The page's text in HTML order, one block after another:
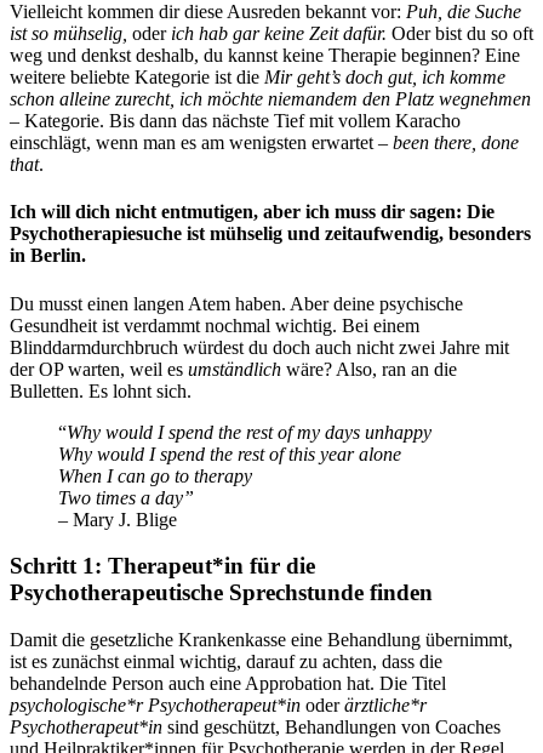
Vielleicht kommen dir diese Ausreden bekannt vor: Puh, die Suche
ist so mühselig, oder ich hab gar keine Zeit dafür. Oder bist du so oft
weg und denkst deshalb, du kannst keine Therapie beginnen? Eine
weitere beliebte Kategorie ist die Mir geht’s doch gut, ich komme
schon alleine zurecht, ich möchte niemandem den Platz wegnehmen
– Kategorie. Bis dann das nächste Tief mit vollem Karacho
einschlägt, wenn man es am wenigsten erwartet – been there, done
that.
Ich will dich nicht entmutigen, aber ich muss dir sagen: Die
Psychotherapiesuche ist mühselig und zeitaufwendig, besonders
in Berlin.
Du musst einen langen Atem haben. Aber deine psychische
Gesundheit ist verdammt nochmal wichtig. Bei einem
Blinddarmdurchbruch würdest du doch auch nicht zwei Jahre mit
der OP warten, weil es umständlich wäre? Also, ran an die
Bulletten. Es lohnt sich.
“Why would I spend the rest of my days unhappy
Why would I spend the rest of this year alone
When I can go to therapy
Two times a day”
– Mary J. Blige
Schritt 1: Therapeut*in für die
Psychotherapeutische Sprechstunde finden
Damit die gesetzliche Krankenkasse eine Behandlung übernimmt,
ist es zunächst einmal wichtig, darauf zu achten, dass die
behandelnde Person auch eine Approbation hat. Die Titel
psychologische*r Psychotherapeut*in oderärztliche*r
Psychotherapeut*in sind geschützt, Behandlungen von Coaches
und Heilpraktiker*innen für Psychotherapie werden in der Regel